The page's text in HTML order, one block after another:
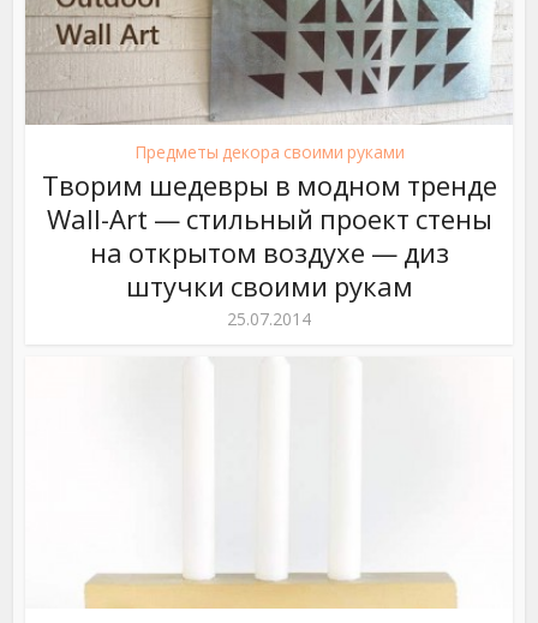
Предметы декора своими руками
Творим шедевры в модном тренде
Wall-Art — стильный проект стены
на открытом воздухе — диз
штучки своими рукам
25.07.2014